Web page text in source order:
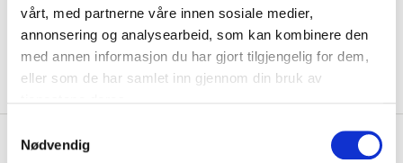
vårt, med partnerne våre innen sosiale medier,
annonsering og analysearbeid, som kan kombinere den
med annen informasjon du har gjort tilgjengelig for dem,
eller som de har samlet inn gjennom din bruk av
Nødvendig
Volume
500 ml
Safety instructions and other information